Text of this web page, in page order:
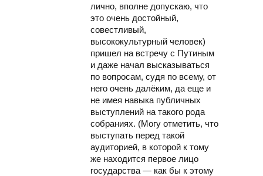
лично, вполне допускаю, что
это очень достойный,
совестливый,
высококультурный человек)
пришел на встречу с Путиным
и даже начал высказываться
по вопросам, судя по всему, от
него очень далёким, да еще и
не имея навыка публичных
выступлений на такого рода
собраниях. (Могу отметить, что
выступать перед такой
аудиторией, в которой к тому
же находится первое лицо
государства — как бы к этому